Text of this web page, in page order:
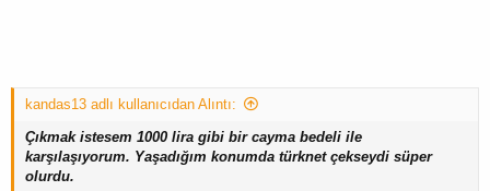
kandas13 adlı kullanıcıdan Alıntı:
Çıkmak istesem 1000 lira gibi bir cayma bedeli ile
karşılaşıyorum. Yaşadığım konumda türknet çekseydi süper
olurdu.